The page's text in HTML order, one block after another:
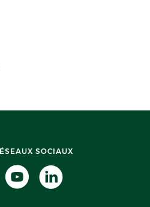
SOCIAUX